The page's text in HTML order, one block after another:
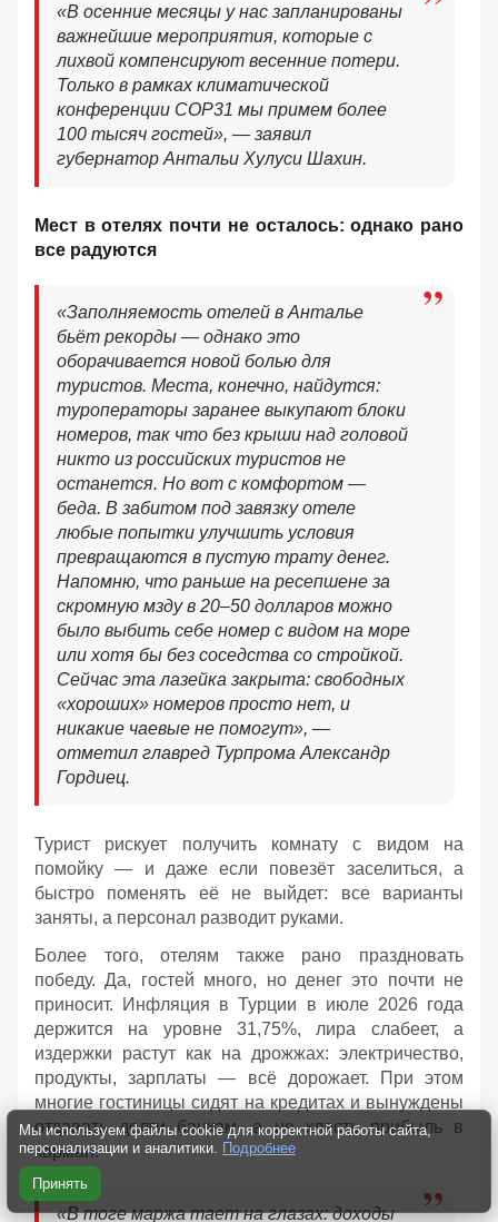
«В осенние месяцы у нас запланированы
важнейшие мероприятия, которые с
лихвой компенсируют весенние потери.
Только в рамках климатической
конференции COP31 мы примем более
100 тысяч гостей», — заявил
губернатор Антальи Хулуси Шахин.
Мест в отелях почти не осталось: однако рано
все радуются
«Заполняемость отелей в Анталье
бьёт рекорды — однако это
оборачивается новой болью для
туристов. Места, конечно, найдутся:
туроператоры заранее выкупают блоки
номеров, так что без крыши над головой
никто из российских туристов не
останется. Но вот с комфортом —
беда. В забитом под завязку отеле
любые попытки улучшить условия
превращаются в пустую трату денег.
Напомню, что раньше на ресепшене за
скромную мзду в 20–50 долларов можно
было выбить себе номер с видом на море
или хотя бы без соседства со стройкой.
Сейчас эта лазейка закрыта: свободных
«хороших» номеров просто нет, и
никакие чаевые не помогут», —
отметил главред Турпрома Александр
Гордиец.
Турист рискует получить комнату с видом на
помойку — и даже если повезёт заселиться, а
быстро поменять её не выйдет: все варианты
заняты, а персонал разводит руками.
Более того, отелям также рано праздновать
победу. Да, гостей много, но денег это почти не
приносит. Инфляция в Турции в июле 2026 года
держится на уровне 31,75%, лира слабеет, а
издержки растут как на дрожжах: электричество,
продукты, зарплаты — всё дорожает. При этом
многие гостиницы сидят на кредитах и вынуждены
отдавать долги банкам, а не класть прибыль в
карман.
«В тоге маржа тает на глазах: доходы
Мы используем файлы cookie для корректной работы сайта,
персонализации и аналитики. Подробнее
Принять